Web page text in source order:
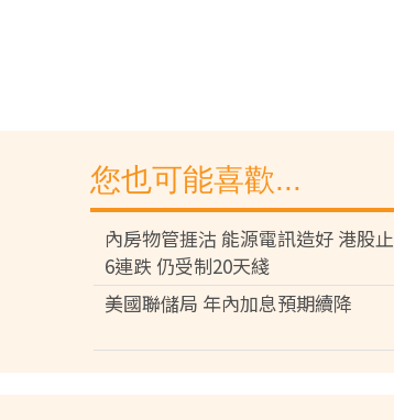
您也可能喜歡...
內房物管捱沽 能源電訊造好 港股止
6連跌 仍受制20天綫
美國聯儲局 年內加息預期續降